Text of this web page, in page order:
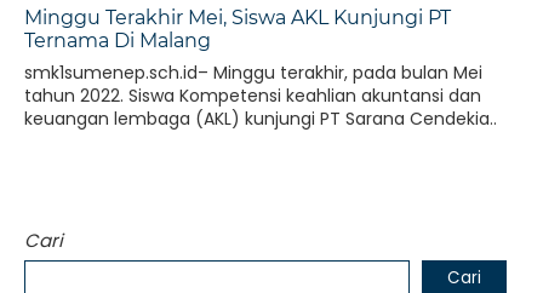
Minggu Terakhir Mei, Siswa AKL Kunjungi PT
Ternama Di Malang
smk1sumenep.sch.id– Minggu terakhir, pada bulan Mei
tahun 2022. Siswa Kompetensi keahlian akuntansi dan
keuangan lembaga (AKL) kunjungi PT Sarana Cendekia..
Cari
Cari